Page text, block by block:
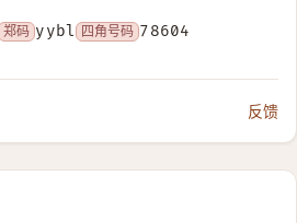
郑码 yybl 四角号码 78604
反馈